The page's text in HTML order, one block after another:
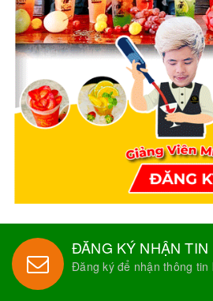
ĐĂNG KÝ NHẬN TIN
Đăng ký để nhận thông tin